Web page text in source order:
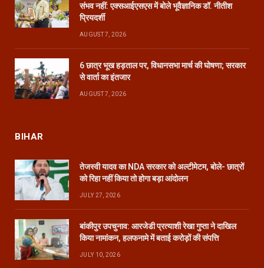
संभव नहीं: एक्सआईएसएस में बोले भूवैज्ञानिक डॉ. नीतीश
प्रियदर्शी
AUGUST 7, 2026
6 छात्र भूख हड़ताल पर, विधानसभा मार्च की घोषणा; सरकार
से वार्ता का इंतजार
AUGUST 7, 2026
BIHAR
तेजस्वी यादव का NDA सरकार को अल्टीमेटम, बोले- छात्रों
को रिहा नहीं किया तो होगा बड़ा आंदोलन
JULY 27, 2026
बांकीपुर उपचुनाव: आरजेडी प्रत्याशी रेखा गुप्ता ने दाखिल
किया नामांकन, हलफनामे में बताई करोड़ों की संपत्ति
JULY 10, 2026